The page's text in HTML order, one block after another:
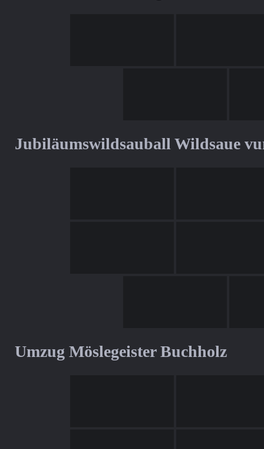
Jubiläumswildsauball Wildsaue
Umzug Möslegeister Buchholz